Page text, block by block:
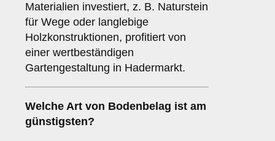
Materialien investiert, z. B. Naturstein
für Wege oder langlebige
Holzkonstruktionen, profitiert von
einer wertbeständigen
Gartengestaltung in Hadermarkt.
Welche Art von Bodenbelag ist am
günstigsten?